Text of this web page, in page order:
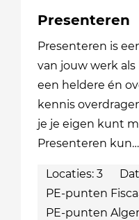
Presenteren
Presenteren is
van jouw werk
een heldere én
kennis
je je eigen kunt
Presenteren kun…
Locaties: 3
PE-punten
PE-punten